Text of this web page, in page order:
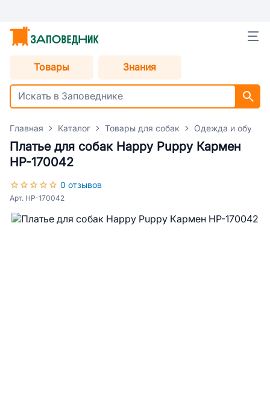
Товары Знания
Главная Каталог Товары для собак Одежда и обувь
Платье для собак Happy Puppy Кармен
HP-170042
0 отзывов
Арт. HP-170042